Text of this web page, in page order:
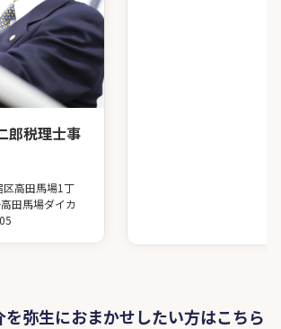
郎税理士事
区高田馬場1丁
田馬場ダイカ
弥生におまかせしたい方はこちら